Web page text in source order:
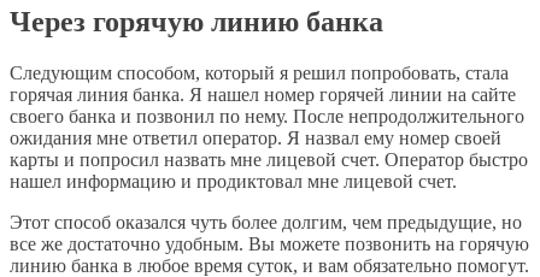
Через горячую линию банка
Следующим способом, который я решил попробовать, стала
горячая линия банка. Я нашел номер горячей линии на сайте
своего банка и позвонил по нему. После непродолжительного
ожидания мне ответил оператор. Я назвал ему номер своей
карты и попросил назвать мне лицевой счет. Оператор быстро
нашел информацию и продиктовал мне лицевой счет.
Этот способ оказался чуть более долгим, чем предыдущие, но
все же достаточно удобным. Вы можете позвонить на горячую
линию банка в любое время суток, и вам обязательно помогут.